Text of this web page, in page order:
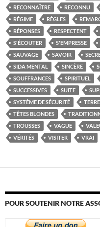
RECONNAÎTRE
RECONNU
RÉGIME
RÈGLES
RÉPONSES
RESPECTENT
S'ÉCOUTER
S'EMPRESSE
SAUVAGE
SAVOIR
SIDA MENTAL
SINCÈRE
SOUFFRANCES
SPIRITUEL
SUCCESSIVES
SUITE
SYSTÈME DE SÉCURITÉ
TERRE
TÊTES BLONDES
TROUSSES
VAGUE
VÉRITÉS
VISITER VRAI
POUR SOUTENIR NOTRE